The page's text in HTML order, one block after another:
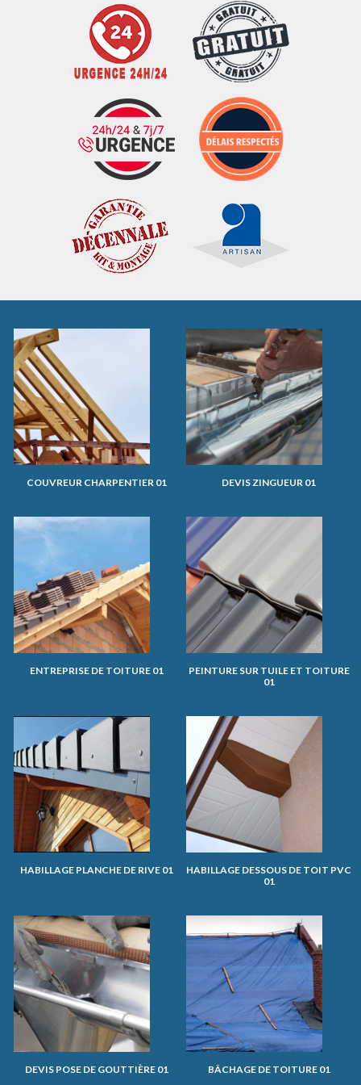
COUVREUR CHARPENTIER 01 DEVIS ZINGUEUR 01
ENTREPRISE DE TOITURE 01
PEINTURE SUR TUILE ET TOITURE
01
HABILLAGE PLANCHE DE RIVE 01
HABILLAGE DESSOUS DE TOIT PVC
01
DEVIS POSE DE GOUTTIÈRE 01 BÂCHAGE DE TOITURE 01